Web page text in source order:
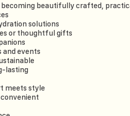
beautifully crafted,
solutions
or thoughtful gifts
events
lasting
meets style
convenient